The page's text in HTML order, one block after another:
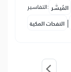
التفاسير: المُيسَّر
النفحات المكية |